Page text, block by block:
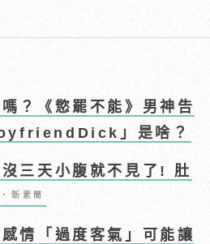
？《慾罷不能》男神告
」是啥？
三天小腹就不見了! 肚
新素簡
情「過度客氣」可能讓